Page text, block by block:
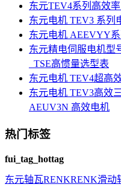
东元TEV4系列高效率
东元电机 TEV3 系列
东元电机 AEEVYY
东元精电伺服电机型
_TSE高惯量选型表
东元电机 TEV4超高
东元电机 TEV3高效
AEUV3N 高效电机
热门标签
fui_tag_hottag
东元轴瓦RENKRENK滑动